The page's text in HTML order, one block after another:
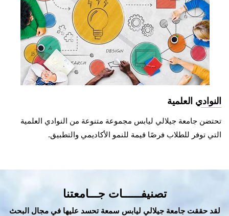
النوادي العلمية
تحتضن جامعة جيلالي ليابس مجموعة متنوعة من النوادي العلمية
التي توفر للطلاب فرصًا قيمة للنمو الأكاديمي والتطبيق.
تصنيفــــــات جـــامعتنا
لقد حققت جامعة جيلالي ليابس سمعة تحسد عليها في مجال البحث